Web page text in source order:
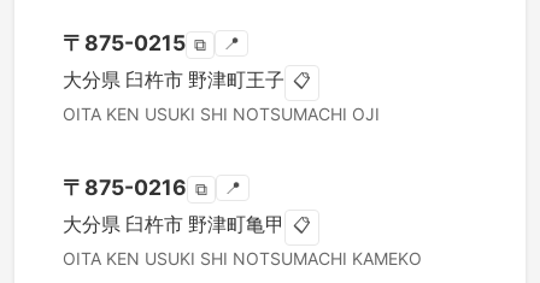
〒 875-0215 ⧉ 📍
大分県 臼杵市 野津町王子 📋
OITA KEN USUKI SHI NOTSUMACHI OJI
〒 875-0216 ⧉ 📍
大分県 臼杵市 野津町亀甲 📋
OITA KEN USUKI SHI NOTSUMACHI KAMEKO